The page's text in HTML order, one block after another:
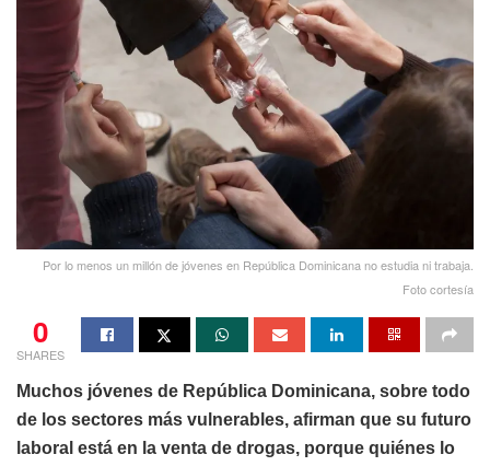
Por lo menos un millón de jóvenes en República Dominicana no estudia ni trabaja.
Foto cortesía
0
SHARES
Muchos jóvenes de República Dominicana, sobre todo
de los sectores más vulnerables, afirman que su futuro
laboral está en la venta de drogas, porque quiénes lo